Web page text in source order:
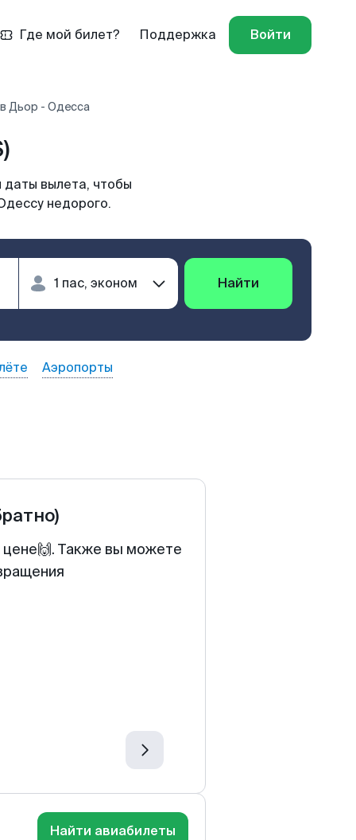
Где мой билет? Поддержка Войти
Дьор - Одесса
вылета, чтобы
недорого.
Найти
Аэропорты
цене🙌. Также вы можете
Найти авиабилеты